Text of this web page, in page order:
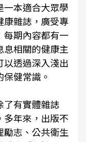
一本適合大眾學
康雜誌，廣受專
每期內容都有一
相關的健康主
以透過深入淺出
健常識。
了有實體雜誌
多年來，出版不
勵志、公共衛生